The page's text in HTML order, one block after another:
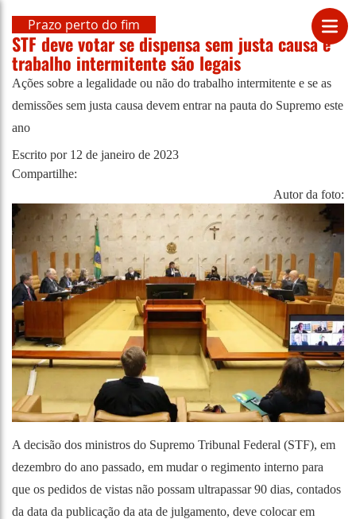
Prazo perto do fim
STF deve votar se dispensa sem justa causa e
trabalho intermitente são legais
Ações sobre a legalidade ou não do trabalho intermitente e se as
demissões sem justa causa devem entrar na pauta do Supremo este
ano
Escrito por 12 de janeiro de 2023
Compartilhe:
Autor da foto:
A decisão dos ministros do Supremo Tribunal Federal (STF), em
dezembro do ano passado, em mudar o regimento interno para
que os pedidos de vistas não possam ultrapassar 90 dias, contados
da data da publicação da ata de julgamento, deve colocar em